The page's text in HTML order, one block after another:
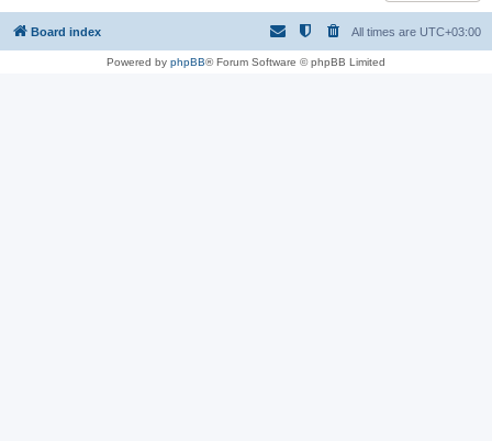
Board index All times are UTC+03:00
Powered by phpBB® Forum Software © phpBB Limited